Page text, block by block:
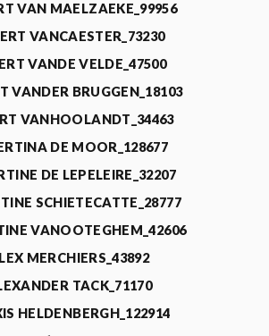
VAN MAELZAEKE_99956
VANCAESTER_73230
VANDE VELDE_47500
VANDER BRUGGEN_18103
VANHOOLANDT_34463
DE MOOR_128677
DE LEPELEIRE_32207
SCHIETECATTE_28777
VANOOTEGHEM_42606
MERCHIERS_43892
TACK_71170
HELDENBERGH_122914